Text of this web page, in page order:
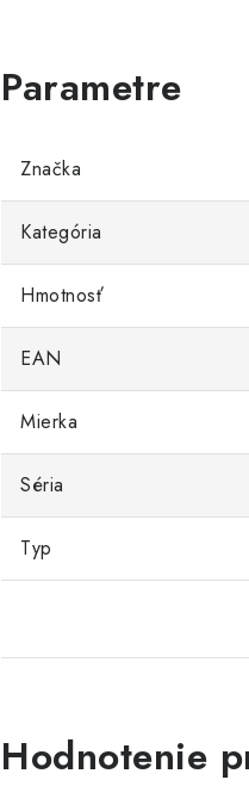
Značka
Kategória
Hmotnosť
EAN
Mierka
Séria
Typ
Hodnotenie